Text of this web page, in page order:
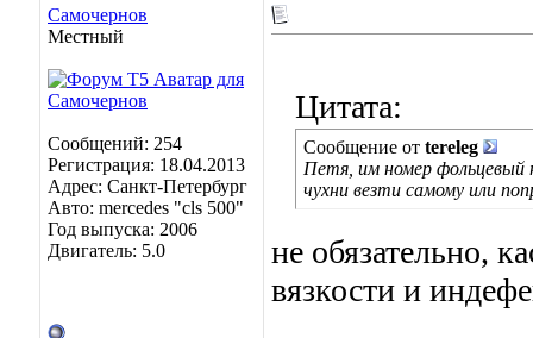
Самочернов
Местный
Сообщений: 254
Регистрация: 18.04.2013
Адрес: Санкт-Петербург
Авто: mercedes "cls 500"
Год выпуска: 2006
Двигатель: 5.0
Цитата:
Сообщение от tereleg
Петя, им номер фольцевый
чухни везти самому или
не обязательно,
вязкости и